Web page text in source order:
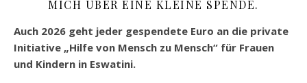
MICH ÜBER EINE KLEINE SPENDE.
Auch 2026 geht jeder gespendete Euro an die private
Initiative „Hilfe von Mensch zu Mensch“ für Frauen
und Kindern in Eswatini.